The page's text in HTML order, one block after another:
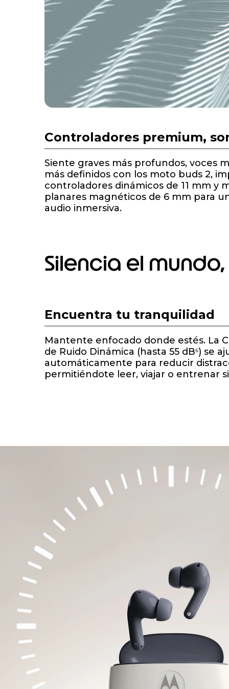
Controladores premium,
Siente graves más profundos, voces
más definidos con los moto buds 2,
controladores dinámicos de 11 mm y
planares magnéticos de 6 mm para
audio inmersiva.
Silencia el
m
1
o
f
1
Encuentra tu tranquilidad
Mantente enfocado donde estés. La
de Ruido Dinámica (hasta 55 dB⁶) se
automáticamente para reducir
permitiéndote leer, viajar o entrenar